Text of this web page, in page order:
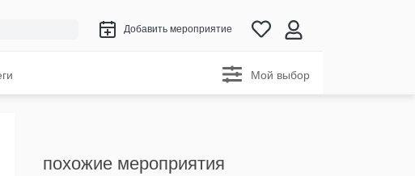
Добавить мероприятие
Мой выбор
похожие мероприятия